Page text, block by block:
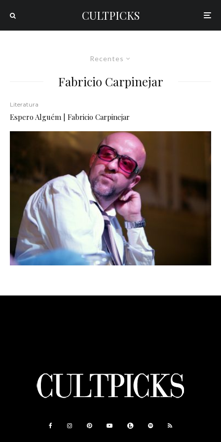
CULTPICKS
Recentes
Fabricio Carpinejar
Literatura
Espero Alguém | Fabricio Carpinejar